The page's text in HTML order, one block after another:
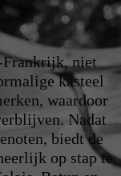
Frankrijk, niet
kasteel
waardoor
Nadat
biedt de
op stap te